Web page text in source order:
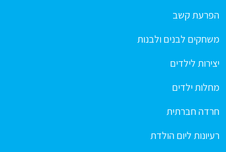
הפרעת קשב
משחקים לבנים ולבנות
יצירות לילדים
מחלות ילדים
חרדה חברתית
רעיונות ליום הולדת